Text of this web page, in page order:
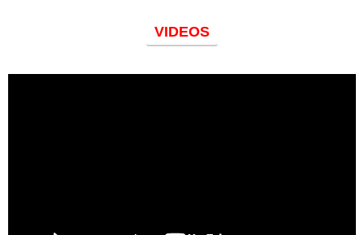
VIDEOS